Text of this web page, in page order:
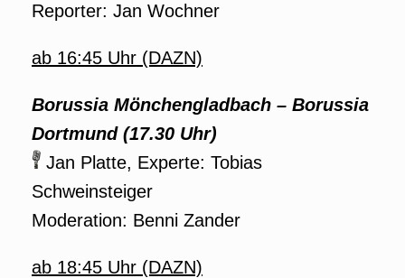
Reporter: Jan Wochner
ab 16:45 Uhr (DAZN)
Borussia Mönchengladbach – Borussia
Dortmund (17.30 Uhr)
Jan Platte, Experte: Tobias
Schweinsteiger
Moderation: Benni Zander
ab 18:45 Uhr (DAZN)